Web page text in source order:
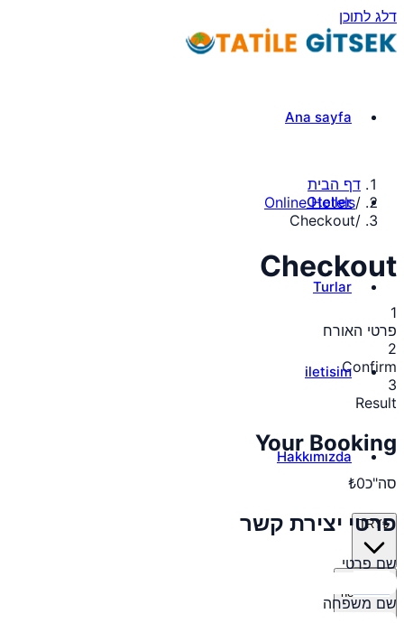
דלג לתוכן
Ana sayfa
Oteller
Turlar
iletisim
Hakkımızda
₺
TRY
he
דף הבית
/
Online Hotels
/
Checkout
Checkout
1
פרטי האורח
2
Confirm
3
Result
Your Booking
סה"כ₺0
פרטי יצירת קשר
שם פרטי
שם משפחה